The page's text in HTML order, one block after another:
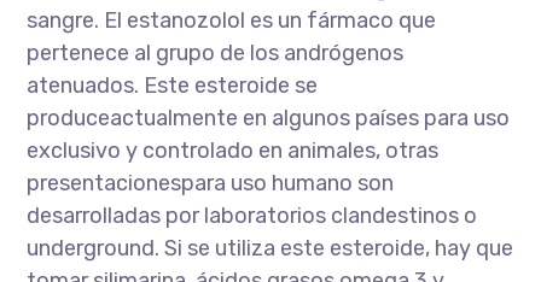
sangre. El estanozolol es un fármaco que
pertenece al grupo de los andrógenos
atenuados. Este esteroide se
produceactualmente en algunos países para uso
exclusivo y controlado en animales, otras
presentacionespara uso humano son
desarrolladas por laboratorios clandestinos o
underground. Si se utiliza este esteroide, hay que